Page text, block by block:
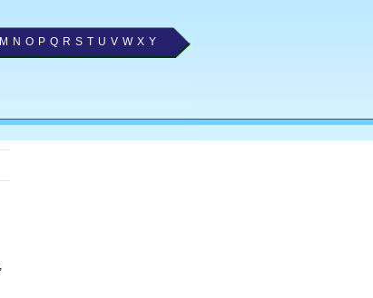
M N O P Q R S T U V W X Y